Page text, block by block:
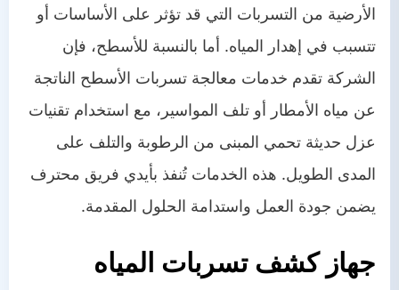
الأرضية من التسربات التي قد تؤثر على الأساسات أو
تتسبب في إهدار المياه. أما بالنسبة للأسطح، فإن
الشركة تقدم خدمات معالجة تسربات الأسطح الناتجة
عن مياه الأمطار أو تلف المواسير، مع استخدام تقنيات
عزل حديثة تحمي المبنى من الرطوبة والتلف على
المدى الطويل. هذه الخدمات تُنفذ بأيدي فريق محترف
يضمن جودة العمل واستدامة الحلول المقدمة.
جهاز كشف تسربات المياه